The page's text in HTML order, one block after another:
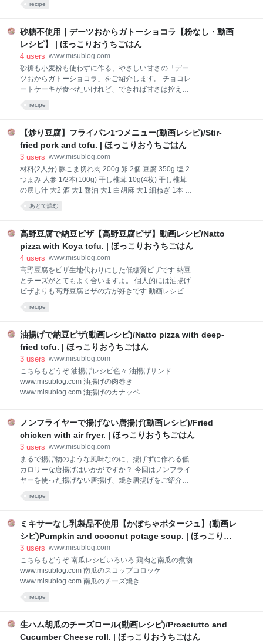
素】 ☑︎エネルギー 590.79kcal ☑︎脂質 41.67g ☑︎炭水化
科学省 科学技術・学術審議会資源調査分科会報告書
「日本食品標準成分表2020年版(八訂)」から引用 材料
アレンジ かぼちゃの代わりにアボカドやじゃがいも、
しいです ヨーグルトの代わりに生クリームを使うと、
こっくり濃厚な風味になります。 アボカドとトマトを
乗せた挽肉と卵のグラタン www.misublog.com
English r
recipe
砂糖不使用｜デーツおからガトーショコラ【粉なし・動画
レシピ】 | ほっこりおうちごはん
4 users www.misublog.com
砂糖も小麦粉も使わずに作る、やさしい甘さの「デー
ツおからガトーショコラ」をご紹介します。 チョコレ
ートケーキが食べたいけれど、できれば甘さは控えめ
の日におすすめのレシピです。 このガトーショコラ
めたデーツジャムを使い、粉類の代わりに生おからを
使って仕上げています。
recipe
【炒り豆腐】フライパン1つメニュー(動画レシピ)/Stir-
fried pork and tofu. | ほっこりおうちごはん
3 users www.misublog.com
材料(2人分) 豚こま切れ肉 200g 卵 2個 豆腐 350g 塩 2
つまみ 人参 1/2本(100g) 干し椎茸 10g(4枚) 干し椎茸
の戻し汁 大2 酒 大1 醤油 大1 白胡麻 大1 細ねぎ 1本 胡
麻油 大1 【レシピ1/4量の栄養素】 ☑︎エネルギー
426.94kcal ☑︎脂質 41.42g ☑︎炭水化物 5.94g ☑︎食物繊
学術審議会資源調査分科会報告書「日本食品標準成分
表2020年版(八訂)」から引用 材料アレンジ 牛蒡や蓮根
を加えると歯応えよくなり美味しいです。 さやインゲ
備 豆腐の水切りをします。 豆腐の両面に塩を振り、厚
手のキッチンペーパーに包みます。容器に入れ冷蔵庫
に一晩置いて水切りします。
あとで読む
高野豆腐で納豆ピザ【高野豆腐ピザ】動画レシピ/Natto
pizza with Koya tofu. | ほっこりおうちごはん
4 users www.misublog.com
高野豆腐をピザ生地代わりにした低糖質ピザです 納豆
とチーズがとてもよく合いますよ。 個人的には油揚げ
ピザよりも高野豆腐ピザの方が好きです 動画レシピ チ
分の動画です youtu.be TikTokにも投稿しています こ
www.misublog.com 高野豆腐麻婆豆腐
www.misublog.com 南瓜と高野豆腐の煮物
www.misublog.com 高野豆腐の唐揚げ
200cc 醤油 小1/2 塩 ひとつまみ 無塩バター 50g 納豆
40g 卵黄 1個分 醤油 小1/2 シュレッドチーズ 40g マヨ
ネーズ 大1 大葉 5枚 糸唐辛子 少々 【レシピ1/4量の栄
recipe
油揚げで納豆ピザ(動画レシピ)/Natto pizza with deep-
fried tofu. | ほっこりおうちごはん
3 users www.misublog.com
こちらもどうぞ 油揚げレシピ色々 油揚げサンド
www.misublog.com 油揚げの肉巻き
www.misublog.com 油揚げのカナッペ
レッドチーズ 60g マヨネーズ 大1 大葉 5枚 【レシピ
1/4量の栄養素】 ☑︎エネルギー 149.35kcal ☑︎脂質
13.15g ☑︎炭水化物 1.63g ☑︎食物繊維 0.84g ☑︎タンパク
質 8.44g 文部科学省 科学技術・学術審議会資源調査分
科会報告書「日本食品標準成分表2020年版(八訂)」か
ら引用 材料アレンジ 具材はその他お好みのものでどう
腐に変えても作れます 高野豆腐で納豆ピザ
ノンフライヤーで揚げない唐揚げ(動画レシピ)/Fried
chicken with air fryer. | ほっこりおうちごはん
3 users www.misublog.com
まるで揚げ物のような風味なのに、揚げずに作れる低
カロリーな唐揚げはいかがですか？ 今回はノンフライ
ヤーを使った揚げない唐揚げ、焼き唐揚げをご紹介し
中の方にも安心して食べていただける唐揚げです。 動
しいです。7分の動画です youtu.be TikTok、リール
2021-11-27 材料(2人分) 鶏もも肉 2枚 塩 小1/4 酒 大2
醤油 大2 生姜 5g にんにく 10g 胡麻油 大1 片栗粉 大8
脂質 63.39g ☑︎炭水化物 32.71g ☑︎食物繊維 0.36g ☑︎タ
ンパク質 53.49g 文部科学省 科学技術・学術審議会資
源調査分科会報告書「日本食品標準成分表2020年版
(八訂)」から引用 材料アレンジ
recipe
ミキサーなし乳製品不使用【かぼちゃポタージュ】(動画レ
シピ)Pumpkin and coconut potage soup. | ほっこりお
うちごはん
3 users www.misublog.com
こちらもどうぞ 南瓜レシピいろいろ 鶏肉と南瓜の煮物
www.misublog.com 南瓜のスコップコロッケ
www.misublog.com 南瓜のチーズ焼き
(下茹で用)ひとつまみ 水(下茹で用)150cc ココナッツ
【レシピ1/2量の栄養素】 ☑︎エネルギー 211.52kcal ☑︎
脂質 16.59g ☑︎炭水化物 16.23g ☑︎食物繊維 4.47g ☑︎タ
recipe
生ハム胡瓜のチーズロール(動画レシピ)/Prosciutto and
Cucumber Cheese roll. | ほっこりおうちごはん